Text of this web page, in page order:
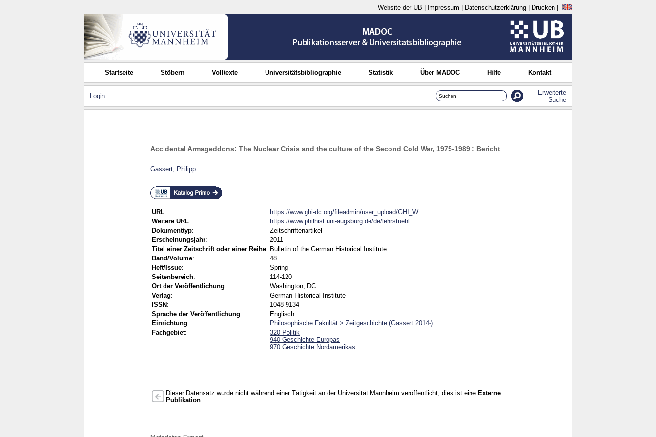
Website der UB Impressum Datenschutzerklärung Drucken
Startseite Stöbern Volltexte Universitätsbibliographie Statistik Über MADOC Hilfe Kontakt
Login
Erweiterte
Suche
Accidental Armageddons: The Nuclear Crisis and the culture of the Second Cold War, 1975-1989 : Bericht
Gassert, Philipp
URL:
https://www.ghi-dc.org/fileadmin/user_upload/GHI_W...
Weitere URL:
https://www.philhist.uni-augsburg.de/de/lehrstuehl...
Dokumenttyp:
Zeitschriftenartikel
Erscheinungsjahr:
2011
Titel einer Zeitschrift oder einer Reihe: Bulletin of the German Historical Institute
Band/Volume:
48
Heft/Issue:
Spring
Seitenbereich:
114-120
Ort der Veröffentlichung:
Washington, DC
Verlag:
German Historical Institute
ISSN :
1048-9134
Sprache der Veröffentlichung:
Englisch
Einrichtung:
Philosophische Fakultät > Zeitgeschichte (Gassert 2014-)
Fachgebiet:
320 Politik
940 Geschichte Europas
970 Geschichte Nordamerikas
Dieser Datensatz wurde nicht während einer Tätigkeit an der Universität Mannheim veröffentlicht, dies ist eine Externe
Publikation